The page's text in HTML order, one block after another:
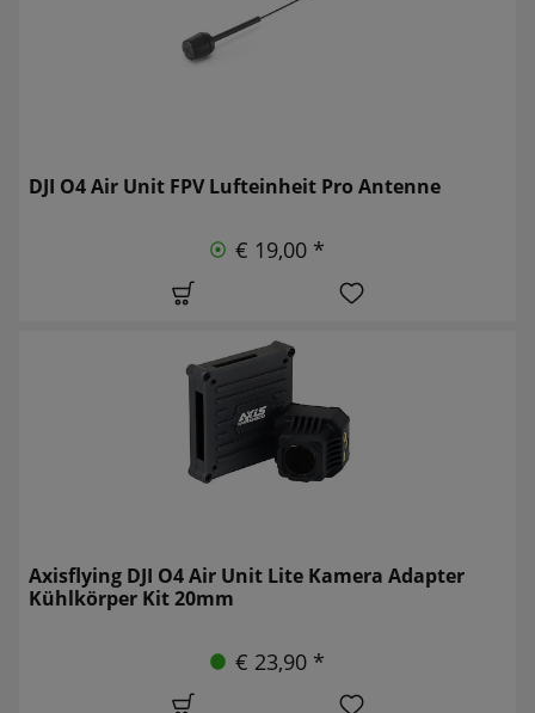
DJI O4 Air Unit FPV Lufteinheit Pro Antenne
€ 19,00 *
Axisflying DJI O4 Air Unit Lite Kamera Adapter
Kühlkörper Kit 20mm
€ 23,90 *